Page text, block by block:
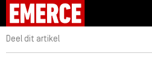
Deel dit artikel